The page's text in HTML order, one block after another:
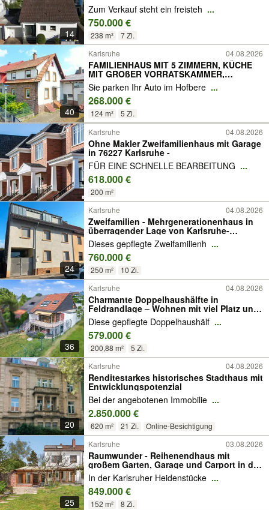
14
LAGE!
Zum Verkauf steht ein freisteh ...
750.000 €
238 m² 7 Zi.
40
Karlsruhe 04.08.2026
FAMILIENHAUS MIT 5 ZIMMERN, KÜCHE
MIT GROßER VORRATSKAMMER,
KLEINER GARTEN UND TERRASSE...
Sie parken Ihr Auto im Hofbere ...
268.000 €
124 m²
5 Zi.
Karlsruhe
04.08.2026
Ohne Makler Zweifamilienhaus mit Garage
in 76227 Karlsruhe -
FÜR EINE SCHNELLE BEARBEITUNG ...
618.000 €
200 m²
24
Karlsruhe 04.08.2026
Zweifamilien - Mehrgenerationenhaus in
überragender Lage von Karlsruhe-
Knielingen
Dieses gepflegte Zweifamilienh ...
760.000 €
250 m² 10 Zi.
36
Karlsruhe 04.08.2026
Charmante Doppelhaushälfte in
Feldrandlage – Wohnen mit viel Platz und
Naturanschluss im Thomashof
Diese gepflegte Doppelhaushälf ...
579.000 €
200,88 m² 5 Zi.
20
Karlsruhe 04.08.2026
Renditestarkes historisches Stadthaus mit
Entwicklungspotenzial
Bei der angebotenen Immobilie ...
2.850.000 €
620 m² 21 Zi. Online-Besichtigung
25
Karlsruhe 03.08.2026
Raumwunder - Reihenendhaus mit
großem Garten, Garage und Carport in der
Heidenstückersiedlung!
In der Karlsruher Heidenstücke ...
849.000 €
152 m² 8 Zi.